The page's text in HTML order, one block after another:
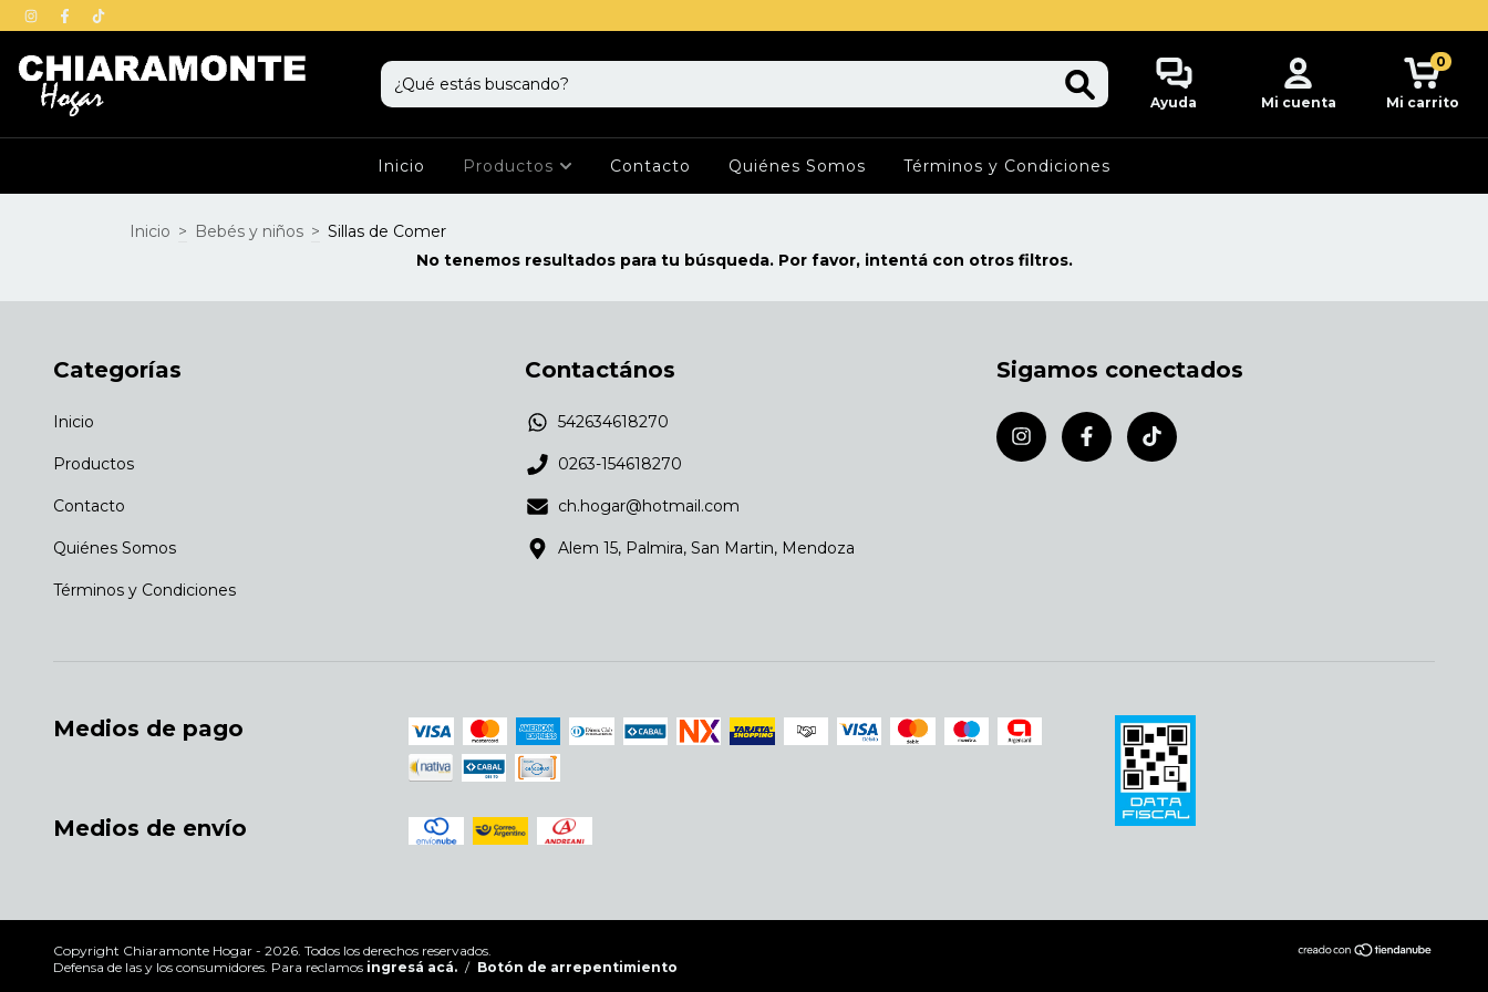
Ayuda Mi cuenta Mi carrito
0
Inicio Productos Contacto Quiénes Somos Términos y Condiciones
Inicio > Bebés y niños > Sillas de Comer
No tenemos resultados para tu búsqueda. Por favor, intentá con otros filtros.
Categorías
Inicio
Productos
Contacto
Quiénes Somos
Términos y Condiciones
Contactános
542634618270
0263-154618270
ch.hogar@hotmail.com
Alem 15, Palmira, San Martin, Mendoza
Sigamos conectados
Medios de pago
Medios de envío
Copyright Chiaramonte Hogar - 2026. Todos los derechos reservados.
Defensa de las y los consumidores. Para reclamos ingresá acá. / Botón de arrepentimiento